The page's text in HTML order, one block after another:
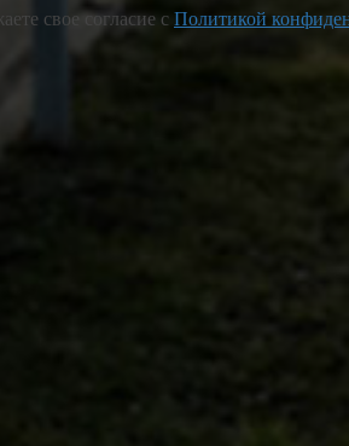
свое согласие с Политикой